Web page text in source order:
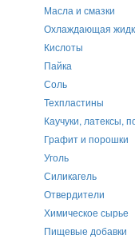
Масла и смазки
Охлаждающая
Кислоты
Пайка
Соль
Техпластины
Каучуки, латексы,
Графит и порошки
Уголь
Силикагель
Отвердители
Химическое сырье
Пищевые добавки